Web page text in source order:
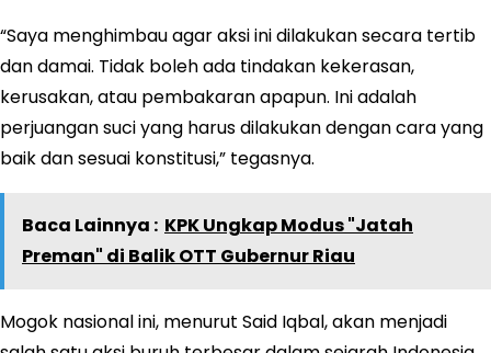
“Saya menghimbau agar aksi ini dilakukan secara tertib
dan damai. Tidak boleh ada tindakan kekerasan,
kerusakan, atau pembakaran apapun. Ini adalah
perjuangan suci yang harus dilakukan dengan cara yang
baik dan sesuai konstitusi,” tegasnya.
Baca Lainnya : KPK Ungkap Modus "Jatah
Preman" di Balik OTT Gubernur Riau
Mogok nasional ini, menurut Said Iqbal, akan menjadi